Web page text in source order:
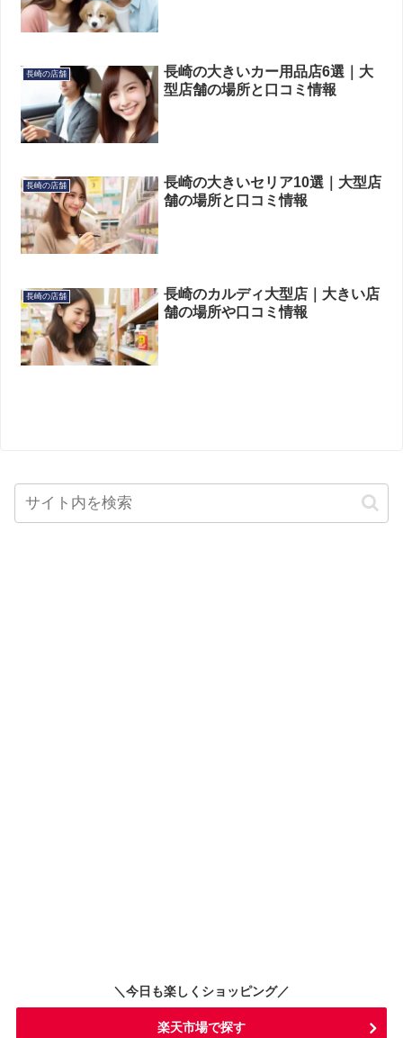
長崎の店舗
長崎の大きいカー用品店6選｜大
型店舗の場所と口コミ情報
長崎の店舗
長崎の大きいセリア10選｜大型店
舗の場所と口コミ情報
長崎の店舗
長崎のカルディ大型店｜大きい店
舗の場所や口コミ情報
＼今日も楽しくショッピング／
楽天市場で探す